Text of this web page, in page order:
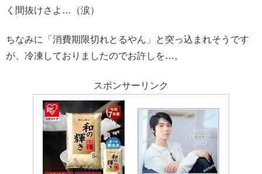
く間抜けさよ…（涙）
ちなみに「消費期限切れとるやん」と突っ込まれそうです
が、冷凍しておりましたのでお許しを…。
スポンサーリンク